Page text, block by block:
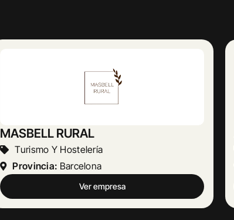
Abogado Ángel López
Actividades Jurídicas
Provincia: Málaga
Ver empresa